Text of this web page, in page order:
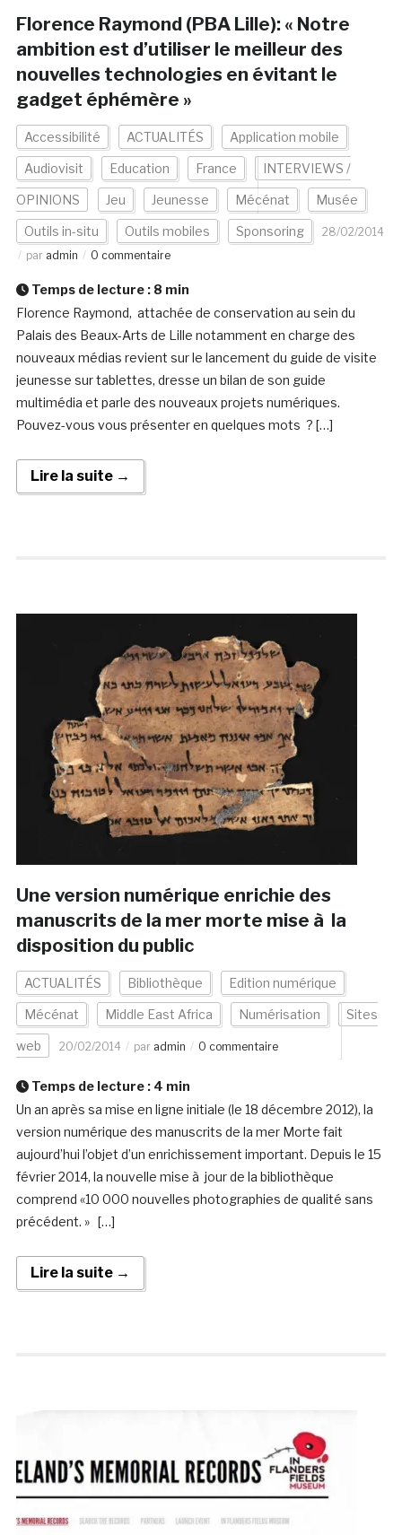
Florence Raymond (PBA Lille): « Notre
ambition est d’utiliser le meilleur des
nouvelles technologies en évitant le
gadget éphémère »
Accessibilité ACTUALITÉS Application mobile
Audiovisit Education France INTERVIEWS /
OPINIONS Jeu Jeunesse Mécénat Musée
Outils in-situ Outils mobiles Sponsoring
28/02/2014
par admin 0 commentaire
Temps de lecture : 8 min
Florence Raymond, attachée de conservation au sein du
Palais des Beaux-Arts de Lille notamment en charge des
nouveaux médias revient sur le lancement du guide de visite
jeunesse sur tablettes, dresse un bilan de son guide
multimédia et parle des nouveaux projets numériques.
Pouvez-vous vous présenter en quelques mots ? […]
Lire la suite →
Une version numérique enrichie des
manuscrits de la mer morte mise à la
disposition du public
ACTUALITÉS Bibliothèque Edition numérique
Mécénat Middle East Africa Numérisation Sites
web 20/02/2014 par admin 0 commentaire
Temps de lecture : 4 min
Un an après sa mise en ligne initiale (le 18 décembre 2012), la
version numérique des manuscrits de la mer Morte fait
aujourd’hui l’objet d’un enrichissement important. Depuis le 15
février 2014, la nouvelle mise à jour de la bibliothèque
comprend «10 000 nouvelles photographies de qualité sans
précédent. » […]
Lire la suite →